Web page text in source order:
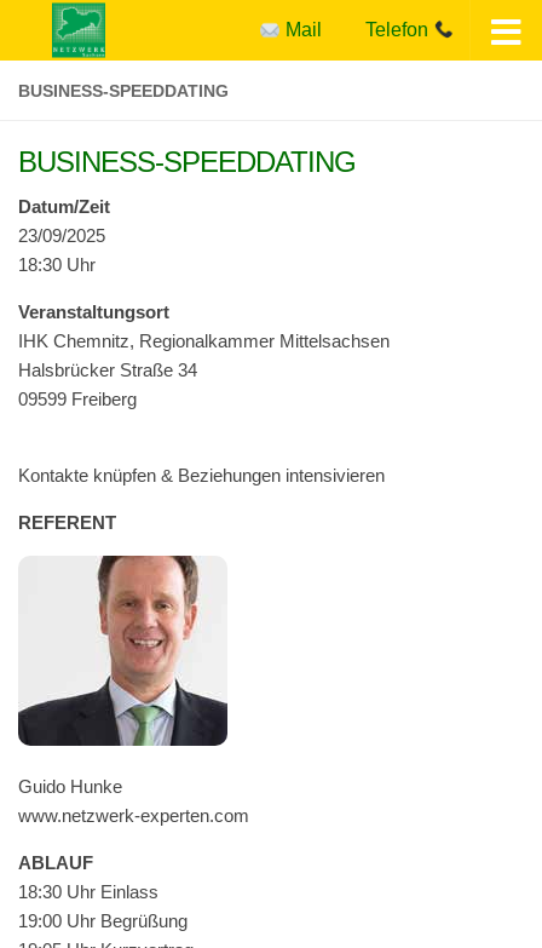
Zum Inhalt springen Mail Telefon
BUSINESS-SPEEDDATING
BUSINESS-SPEEDDATING
Datum/Zeit
23/09/2025
18:30 Uhr
Ver­anstal­tung­sort
IHK Chem­nitz, Region­alka­m­mer Mit­tel­sach­sen
Hals­brück­er Straße 34
09599 Freiberg
Kon­tak­te knüpfen & Beziehun­gen intensivieren
REFERENT
Gui­do Hunke
www.netzwerk-experten.com
ABLAUF
18:30 Uhr Einlass
19:00 Uhr Begrüßung